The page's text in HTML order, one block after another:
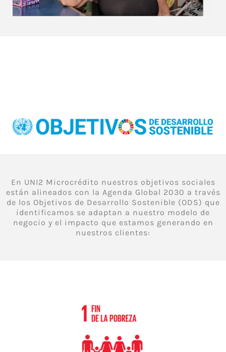
En UNI2 Microcrédito nuestros objetivos sociales
están alineados con la Agenda Global 2030 a través
de los Objetivos de Desarrollo Sostenible (ODS) que
identificamos se adaptan a nuestro modelo de
negocio y el impacto que estamos generando en
nuestros clientes: